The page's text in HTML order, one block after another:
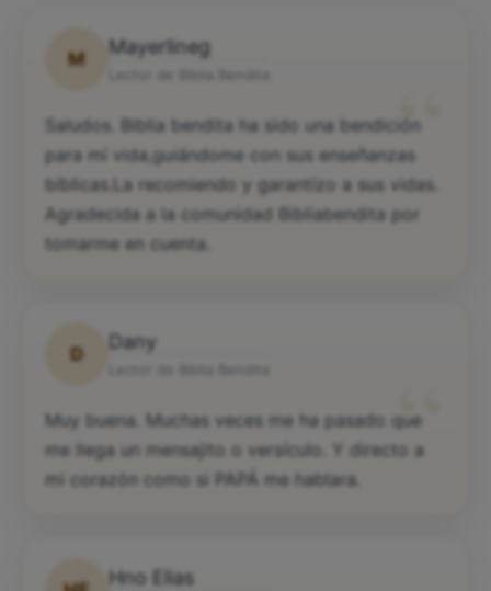
M
Mayerlineg
“
Saludos. Biblia bendita ha sido una bendición
para mí vida,guiándome con sus enseñanzas
bíblicas.La recomiendo y garantízo a sus vidas.
Agradecida a la comunidad Bibliabendita por
tomarme en cuenta.
D
Dany
“
Muy buena. Muchas veces me ha pasado que
me llega un mensajito o versículo. Y directo a
mi corazón como si PAPÁ me hablara.
Hno Elias